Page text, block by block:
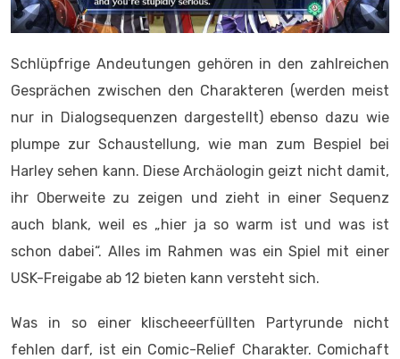
Schlüpfrige Andeutungen gehören in den zahlreichen
Gesprächen zwischen den Charakteren (werden meist
nur in Dialogsequenzen dargestellt) ebenso dazu wie
plumpe zur Schaustellung, wie man zum Bespiel bei
Harley sehen kann. Diese Archäologin geizt nicht damit,
ihr Oberweite zu zeigen und zieht in einer Sequenz
auch blank, weil es „hier ja so warm ist und was ist
schon dabei“. Alles im Rahmen was ein Spiel mit einer
USK-Freigabe ab 12 bieten kann versteht sich.
Was in so einer klischeeerfüllten Partyrunde nicht
fehlen darf, ist ein Comic-Relief Charakter. Comichaft